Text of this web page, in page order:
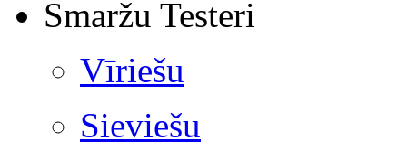
Smaržu Testeri
Vīriešu
Sieviešu